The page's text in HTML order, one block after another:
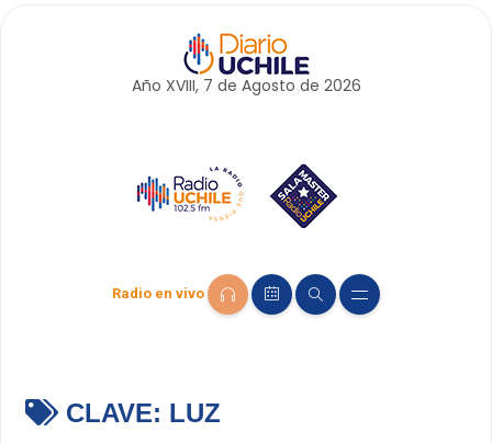
Año XVIII, 7 de Agosto de 2026
Radio en vivo
CLAVE: LUZ